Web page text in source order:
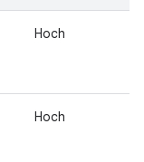
Hoch
Hoch